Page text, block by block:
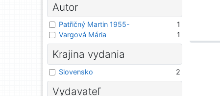
Autor
Patřičný Martin 1955-
1
Vargová Mária
1
Krajina vydania
Slovensko 2
Vydavateľ